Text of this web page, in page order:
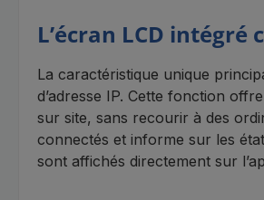
L’écran LCD
La caractéristique unique
d’adresse IP. Cette fonction
sur site, sans recourir à des
connectés et informe sur les
sont affichés directement sur